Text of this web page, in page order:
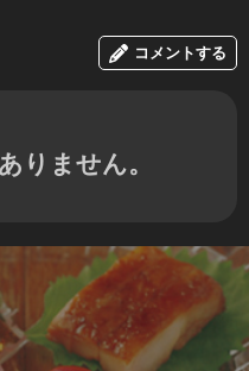
コメントする
りません。